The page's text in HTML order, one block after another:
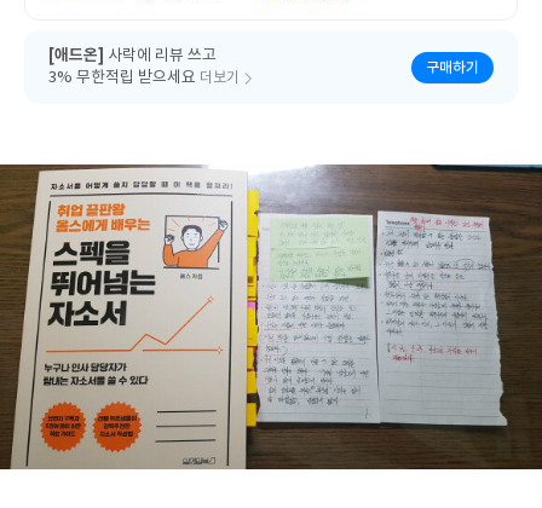
[애드온] 사락에 리뷰 쓰고
3% 무한적립 받으세요 더보기
구매하기